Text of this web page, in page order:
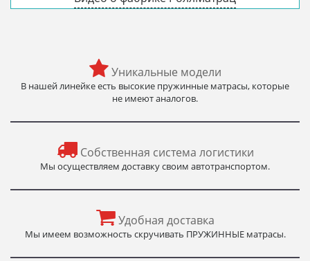
Уникальные модели
В нашей линейке есть высокие пружинные матрасы, которые
не имеют аналогов.
Собственная система логистики
Мы осуществляем доставку своим автотранспортом.
Удобная доставка
Мы имеем возможность скручивать ПРУЖИННЫЕ матрасы.